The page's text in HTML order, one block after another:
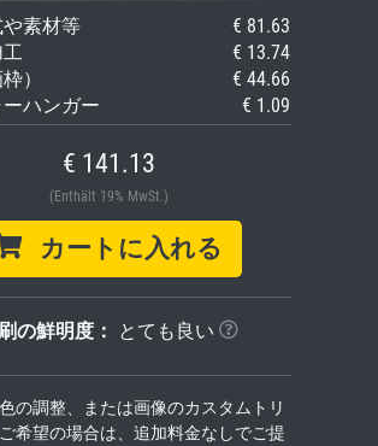
素材等
€ 81.63
€ 13.74
）
€ 44.66
ハンガー
€ 1.09
€ 141.13
(Enthält 19% MwSt.)
カートに入れる
の鮮明度： とても良い
の調整、または画像のカスタムトリ
希望の場合は、追加料金なしでご提